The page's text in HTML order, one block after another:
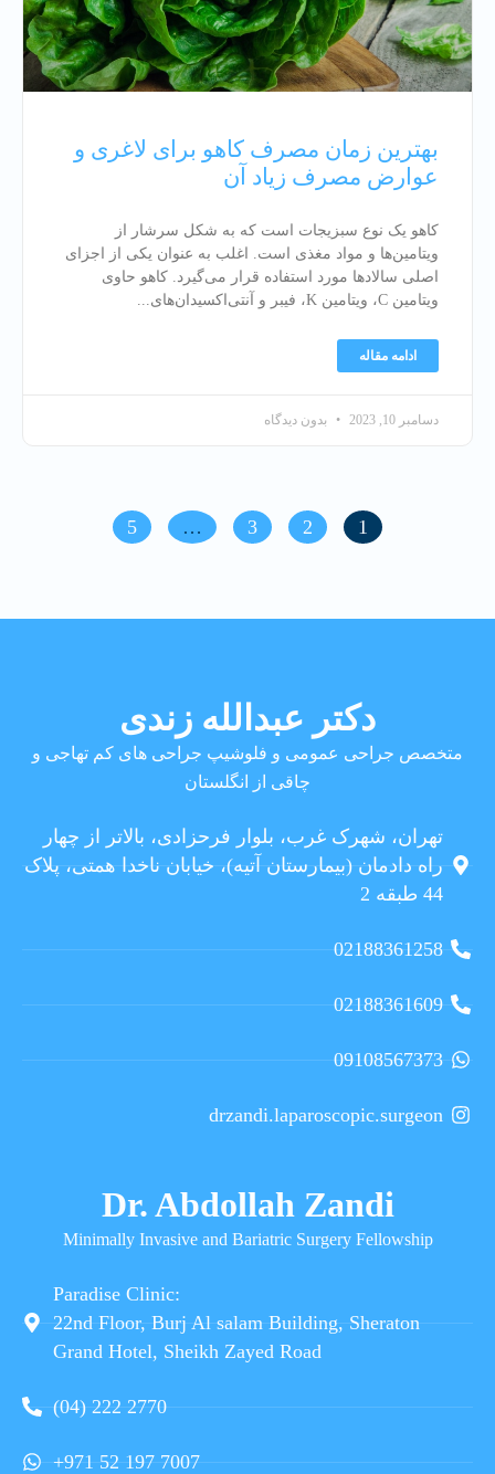
بهترین زمان مصرف کاهو برای لاغری و
عوارض مصرف زیاد آن
کاهو یک نوع سبزیجات است که به شکل سرشار از
ویتامین‌ها و مواد مغذی است. اغلب به عنوان یکی از اجزای
اصلی سالاد‌ها مورد استفاده قرار می‌گیرد. کاهو حاوی
ویتامین C، ویتامین K، فیبر و آنتی‌اکسیدان‌های
ادامه مقاله
دسامبر 10, 2023 بدون دیدگاه
1
2
3
…
5
دکتر عبدالله زندی
متخصص جراحی عمومی و فلوشیپ جراحی های کم تهاجی و
چاقی از انگلستان
تهران، شهرک غرب، بلوار فرحزادی، بالاتر از چهار
راه دادمان (بیمارستان آتیه)، خیابان ناخدا همتی، پلاک
44 طبقه 2
02188361258
02188361609
09108567373
drzandi.laparoscopic.surgeon
Dr. Abdollah Zandi
Minimally Invasive and Bariatric Surgery Fellowship
Paradise Clinic:
22nd Floor, Burj Al salam Building, Sheraton
Grand Hotel, Sheikh Zayed Road
(04) 222 2770
+971 52 197 7007